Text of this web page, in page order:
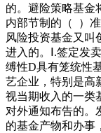
的。避险策略基金
内部节制的（ ）
风险投资基金又叫
进入的。Ⅰ.签定发
缚性D具有笼统性
艺企业，特别是高
视当期收入的一类
对外通知布告的。
的基金产物和办事